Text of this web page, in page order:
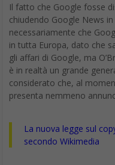
Il fatto che Google fosse
chiudendo Google News
necessariamente che
in tutta Europa, dato che
gli affari di Google, ma
è in realtà un grande
considerato che, al
presenta nemmeno
La nuova legge sul
secondo Wikimedia